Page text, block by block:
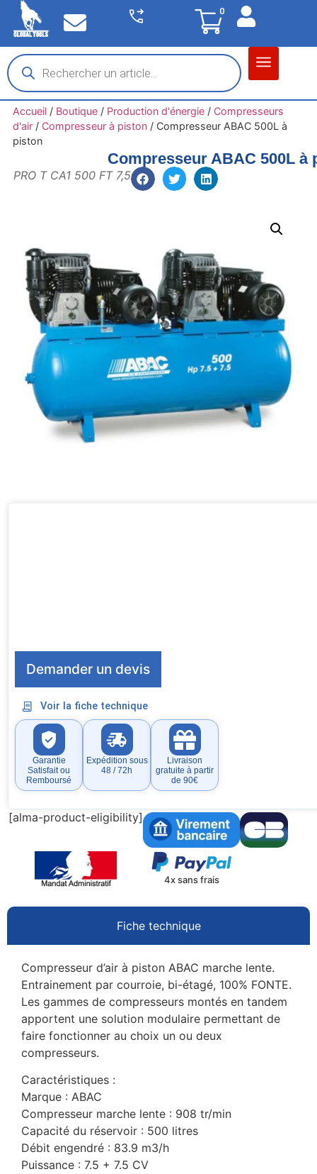
0
Accueil/ Boutique/ Production d'énergie/ Compresseurs
d'air/ Compresseur à piston/ Compresseur ABAC 500L à
piston
Compresseur ABAC 500L à
PRO T CA1 500 FT 7,5
Demander un devis
Voir la fiche technique
Garantie
Satisfait ou
Remboursé
Expédition sous
48 / 72h
Livraison
gratuite à partir
de 90€
[alma-product-eligibility]
4x sans frais
Fiche technique
Compresseur d’air à piston ABAC marche lente.
Entrainement par courroie, bi-étagé, 100% FONTE.
Les gammes de compresseurs montés en tandem
apportent une solution modulaire permettant de
faire fonctionner au choix un ou deux
compresseurs.
Caractéristiques :
Marque : ABAC
Compresseur marche lente : 908 tr/min
Capacité du réservoir : 500 litres
Débit engendré : 83.9 m3/h
Puissance : 7.5 + 7.5 CV